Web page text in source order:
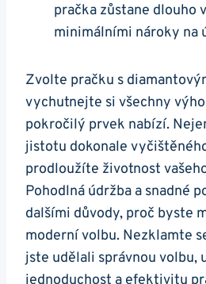
pračka ⁣zůstane dlouho
minimálními nároky na
Zvolte pračku s
vychutnejte ‍si všechny
pokročilý ​prvek nabízí.
jistotu dokonale⁢
prodloužíte životnost‌
Pohodlná ‌údržba a‍ snadné
dalšími ‌důvody,⁤ proč byste
moderní volbu. ⁢Nezklamte
jste udělali správnou volbu,
jednoduchost a efektivitu